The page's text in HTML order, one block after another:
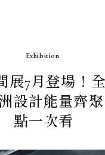
Exhibition
展7月登場！
設計能量齊
點一次看